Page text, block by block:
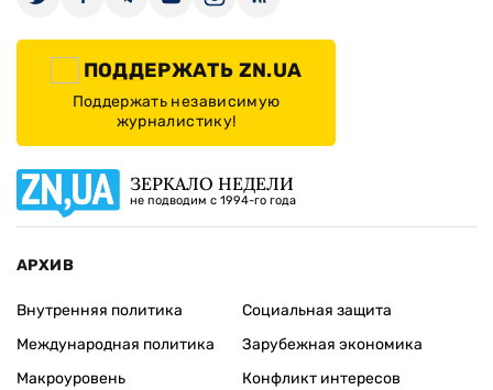
ПОДДЕРЖАТЬ ZN.UA
Поддержать независимую
журналистику!
ЗЕРКАЛО НЕДЕЛИ
не подводим с 1994-го года
АРХИВ
Внутренняя политика
Международная политика
Макроуровень
Социальная защита
Зарубежная экономика
Конфликт интересов